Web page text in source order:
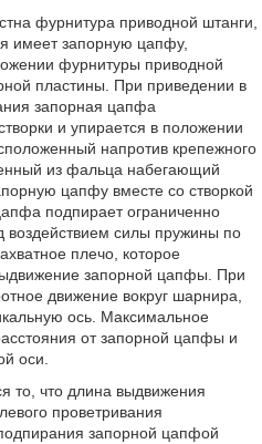
фурнитура приводной штанги,
имеет запорную цапфу,
фурнитуры приводной
пластины. При приведении в
запорная цапфа
и упирается в положении
напротив крепежного
из фальца набегающий
цапфу вместе со створкой
подпирает ограниченно
силы пружины по
плечо, которое
запорной цапфы. При
движение вокруг шарнира,
ось. Максимальное
от запорной цапфы и
оси.
то, что длина выдвижения
проветривания
запорной цапфой